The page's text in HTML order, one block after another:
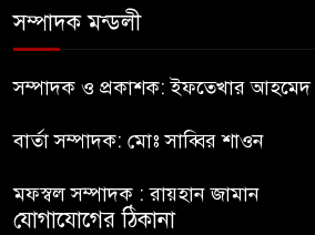
কিশোর
ভারত থেকে
মেট্রিক টন
সম্পাদক মন্ডলী
সম্পাদক ও প্রকাশক: ইফতেখার আহমেদ
বার্তা সম্পাদক: মোঃ সাব্বির শাওন
মফস্বল সম্পাদক : রায়হান জামান
যোগাযোগের ঠিকানা